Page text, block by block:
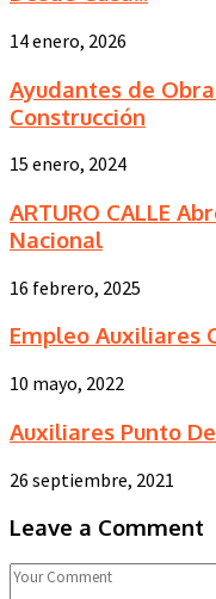
14 enero, 2026
Ayudantes de
Construcción
15 enero, 2024
ARTURO CALLE
Nacional
16 febrero, 2025
Empleo Auxiliares
10 mayo, 2022
Auxiliares Punto
26 septiembre, 2021
Leave a Comment